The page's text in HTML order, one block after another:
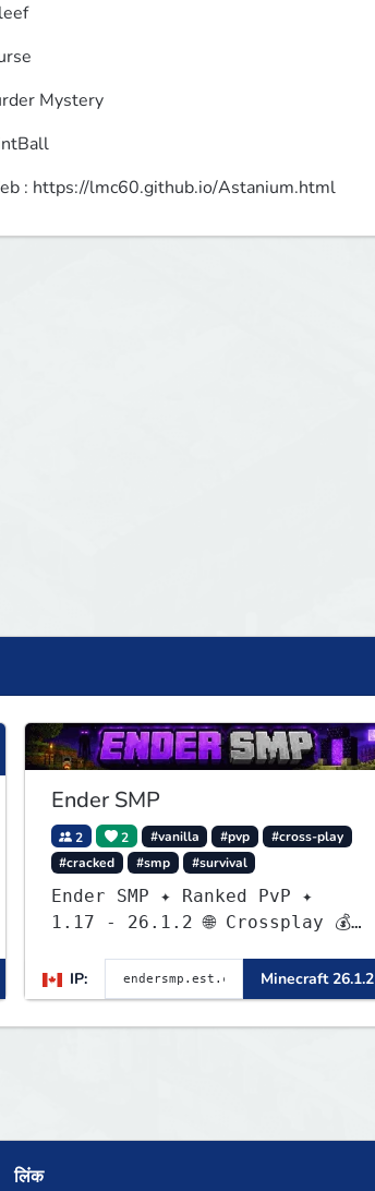
Mystery
: https://lmc60.github.io/Astanium.html
Ender SMP
2 2 #vanilla #pvp
#cross-play
#cracked
#smp #survival
Ender SMP ✦ Ranked PvP ✦
1.17 - 26.1.2 🌐 Crossplay 💰
IP:
Minecraft 26.1.2
लिंक